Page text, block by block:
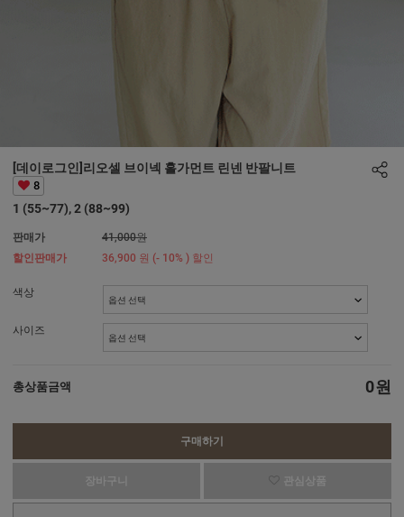
[데이로그인]리오셀 브이넥 홀가먼트 린넨 반팔니트
8
1 (55~77), 2 (88~99)
판매가
41,000원
할인판매가
36,900 원 (- 10% ) 할인
색상
사이즈
총상품금액 0원
구매하기
장바구니 관심상품